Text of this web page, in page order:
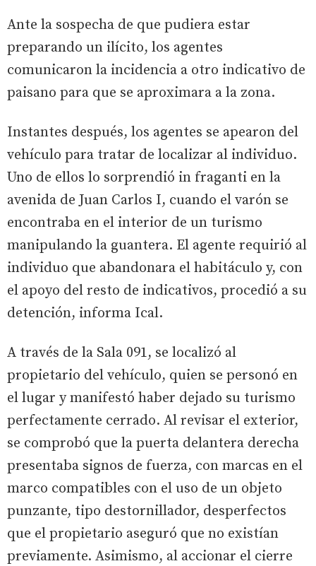
Ante la sospecha de que pudiera estar
preparando un ilícito, los agentes
comunicaron la incidencia a otro indicativo de
paisano para que se aproximara a la zona.
Instantes después, los agentes se apearon del
vehículo para tratar de localizar al individuo.
Uno de ellos lo sorprendió in fraganti en la
avenida de Juan Carlos I, cuando el varón se
encontraba en el interior de un turismo
manipulando la guantera. El agente requirió al
individuo que abandonara el habitáculo y, con
el apoyo del resto de indicativos, procedió a su
detención, informa Ical.
A través de la Sala 091, se localizó al
propietario del vehículo, quien se personó en
el lugar y manifestó haber dejado su turismo
perfectamente cerrado. Al revisar el exterior,
se comprobó que la puerta delantera derecha
presentaba signos de fuerza, con marcas en el
marco compatibles con el uso de un objeto
punzante, tipo destornillador, desperfectos
que el propietario aseguró que no existían
previamente. Asimismo, al accionar el cierre